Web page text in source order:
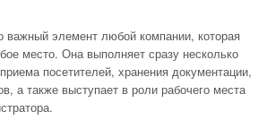
элемент любой компании, которая
место. Она выполняет сразу несколько
посетителей, хранения документации,
а также выступает в роли рабочего места